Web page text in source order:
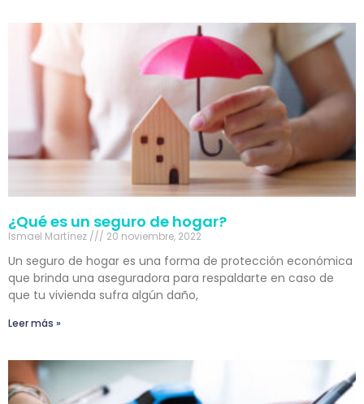
¿Qué es un seguro de hogar?
Ismael Martínez 20 noviembre, 2022
Un seguro de hogar es una forma de protección económica
que brinda una aseguradora para respaldarte en caso de
que tu vivienda sufra algún daño,
Leer más »